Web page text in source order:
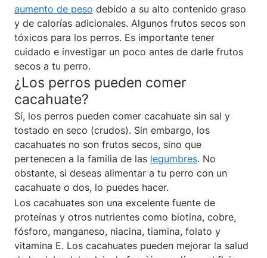
aumento de peso debido a su alto contenido graso
y de calorías adicionales. Algunos frutos secos son
tóxicos para los perros. Es importante tener
cuidado e investigar un poco antes de darle frutos
secos a tu perro.
¿Los perros pueden comer
cacahuate?
Sí, los perros pueden comer cacahuate sin sal y
tostado en seco (crudos). Sin embargo, los
cacahuates no son frutos secos, sino que
pertenecen a la familia de las legumbres. No
obstante, si deseas alimentar a tu perro con un
cacahuate o dos, lo puedes hacer.
Los cacahuates son una excelente fuente de
proteínas y otros nutrientes como biotina, cobre,
fósforo, manganeso, niacina, tiamina, folato y
vitamina E. Los cacahuates pueden mejorar la salud